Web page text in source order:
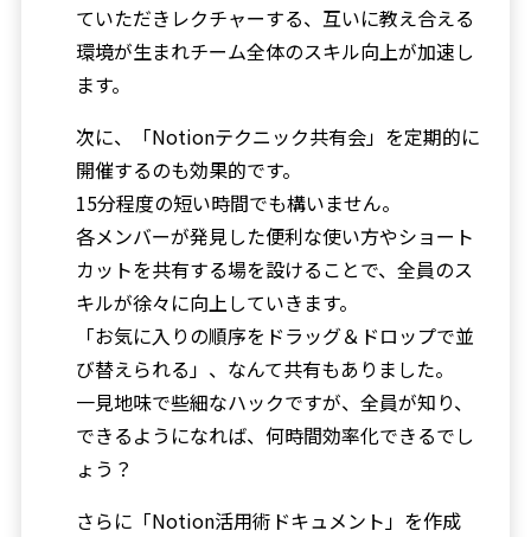
ていただきレクチャーする、互いに教え合える
環境が生まれチーム全体のスキル向上が加速し
ます。
次に、「Notionテクニック共有会」を定期的に
開催するのも効果的です。
15分程度の短い時間でも構いません。
各メンバーが発見した便利な使い方やショート
カットを共有する場を設けることで、全員のス
キルが徐々に向上していきます。
「お気に入りの順序をドラッグ＆ドロップで並
び替えられる」、なんて共有もありました。
一見地味で些細なハックですが、全員が知り、
できるようになれば、何時間効率化できるでし
ょう？
さらに「Notion活用術ドキュメント」を作成